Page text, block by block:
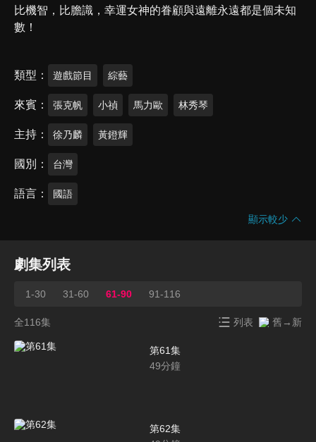
比機智，比膽識，幸運女神的眷顧與遠離永遠都是個未知
數！
類型 遊戲節目 綜藝
來賓 張克帆 小禎 馬力歐 林秀琴
主持 徐乃麟 黃鐙輝
國別 台灣
語言 國語
顯示較少
劇集列表
1-30 31-60 61-90 91-116
全116集 列表 舊→新
第61集
49分鐘
第62集